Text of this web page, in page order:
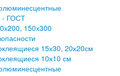
- ГОСТ
150х300
15х30, 20х20см
10х10 см